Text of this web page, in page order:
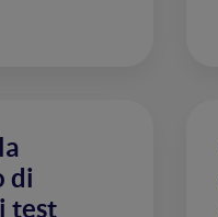
di
test